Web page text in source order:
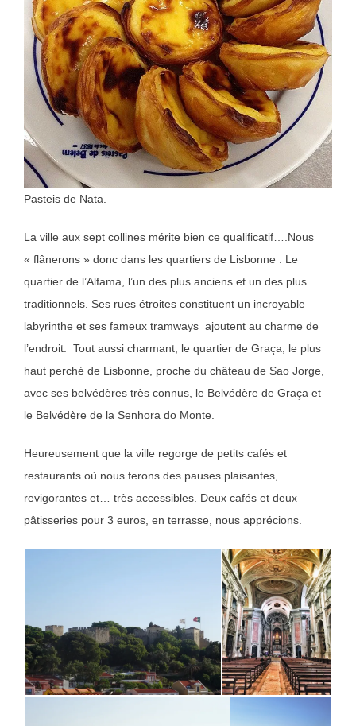
Pasteis de Nata.
La ville aux sept collines mérite bien ce qualificatif….Nous
« flânerons » donc dans les quartiers de Lisbonne : Le
quartier de l’Alfama, l’un des plus anciens et un des plus
traditionnels. Ses rues étroites constituent un incroyable
labyrinthe et ses fameux tramways ajoutent au charme de
l’endroit. Tout aussi charmant, le quartier de Graça, le plus
haut perché de Lisbonne, proche du château de Sao Jorge,
avec ses belvédères très connus, le Belvédère de Graça et
le Belvédère de la Senhora do Monte.
Heureusement que la ville regorge de petits cafés et
restaurants où nous ferons des pauses plaisantes,
revigorantes et… très accessibles. Deux cafés et deux
pâtisseries pour 3 euros, en terrasse, nous apprécions.